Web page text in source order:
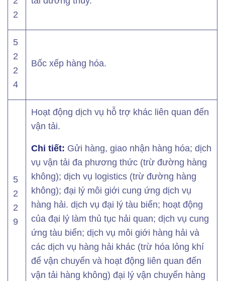
2
5
2
2
4
Bốc xếp hàng hóa.
5
2
2
9
Hoạt động dịch vụ hỗ trợ khác liên quan đến
vận tải.
Chi tiết: Gửi hàng, giao nhận hàng hóa; dịch
vụ vận tải đa phương thức (trừ đường hàng
không); dịch vụ logistics (trừ đường hàng
không); đại lý môi giới cung ứng dịch vụ
hàng hải. dịch vụ đại lý tàu biển; hoạt động
của đại lý làm thủ tục hải quan; dịch vụ cung
ứng tàu biển; dịch vụ môi giới hàng hải và
các dịch vụ hàng hải khác (trừ hóa lỏng khí
để vận chuyển và hoạt động liên quan đến
vận tải hàng không) đại lý vận chuyển hàng